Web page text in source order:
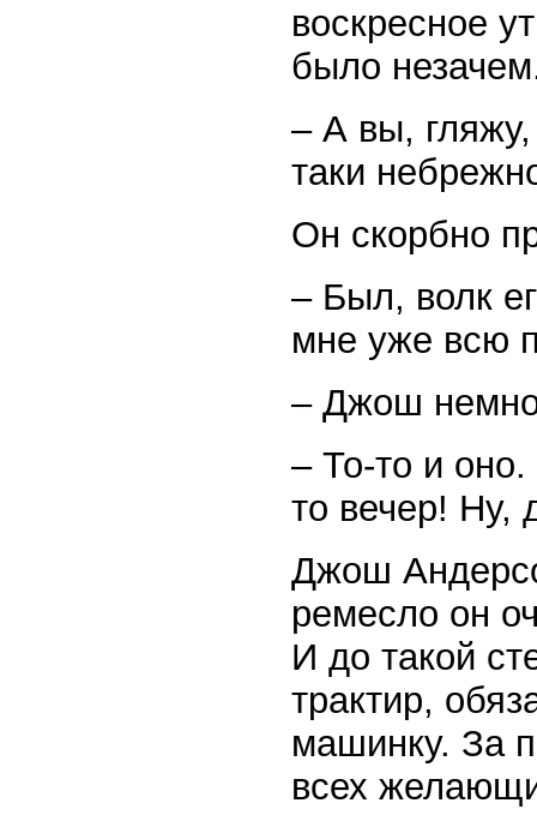
воскресное
было
– А вы,
таки
Он скорбно
– Был, волк
мне уже всю
– Джош
– То-то и
то вечер! Ну,
Джош
ремесло он
И до такой
трактир,
машинку. За
всех